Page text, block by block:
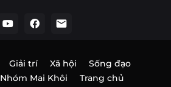
Giải trí Xã hội
Sống đạo
Nhóm Mai Khôi Trang chủ